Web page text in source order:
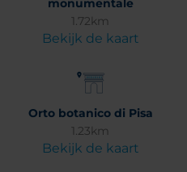
monumentale
1.72km
Bekijk de kaart
Orto botanico di Pisa
1.23km
Bekijk de kaart